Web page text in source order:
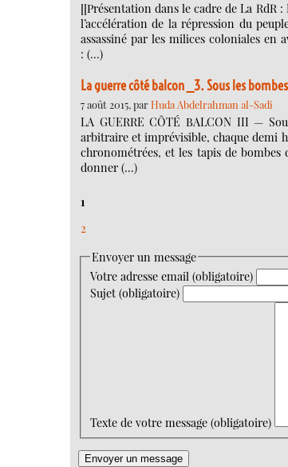
[[Présentation dans le cadre de La RdR
l’accélération de la répression du
assassiné par les milices coloniales en
: (…)
La guerre côté balcon _3. Sous les bombes
7 août 2015, parHuda Abdelrahman al-Sadi
LA GUERRE CÔTÉ BALCON III —
arbitraire et imprévisible, chaque demi
chronométrées, et les tapis de
donner (…)
1
2
Envoyer un message
Votre adresse email (obligatoire)
Sujet (obligatoire)
Texte de votre message (obligatoire)